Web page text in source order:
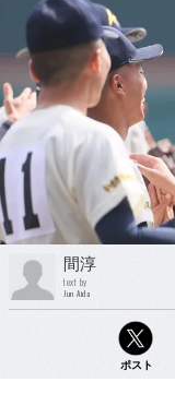
間淳
text by
Jun Aida
ポスト